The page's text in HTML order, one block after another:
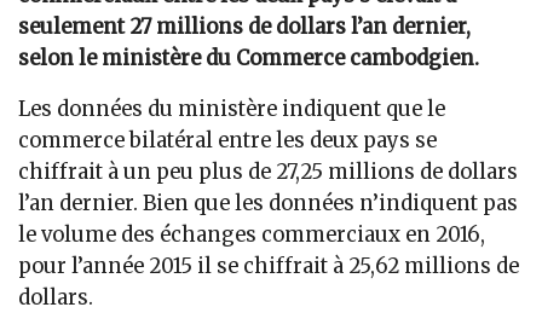
seulement 27 millions de dollars l’an dernier,
selon le ministère du Commerce cambodgien.
Les données du ministère indiquent que le
commerce bilatéral entre les deux pays se
chiffrait à un peu plus de 27,25 millions de dollars
l’an dernier. Bien que les données n’indiquent pas
le volume des échanges commerciaux en 2016,
pour l’année 2015 il se chiffrait à 25,62 millions de
dollars.